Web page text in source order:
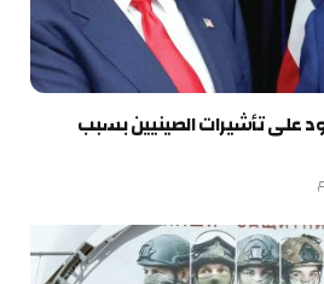
على تأشيرات الصينيين بسبب